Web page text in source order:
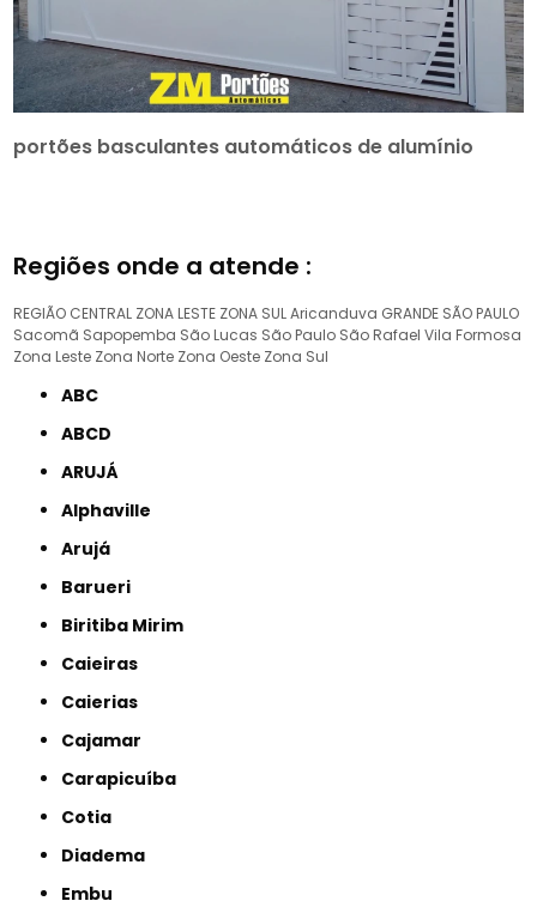
portões basculantes automáticos de alumínio
Regiões onde a atende :
REGIÃO CENTRAL ZONA LESTE ZONA SULAricanduva GRANDE SÃO PAULO
Sacomã Sapopemba São Lucas São Paulo São Rafael Vila Formosa
Zona Leste Zona Norte Zona Oeste Zona Sul
ABC
ABCD
ARUJÁ
Alphaville
Arujá
Barueri
Biritiba Mirim
Caieiras
Caierias
Cajamar
Carapicuíba
Cotia
Diadema
Embu